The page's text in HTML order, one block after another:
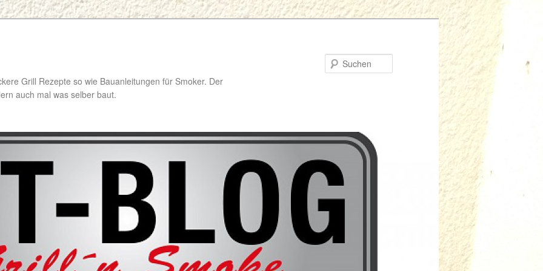
Grill Rezepte so wie Bauanleitungen für Smoker. Der
auch mal was selber baut.